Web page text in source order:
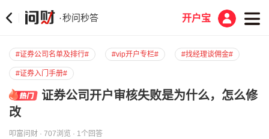
·秒问秒答 开户宝
#证券公司名单及排行# #vip开户专栏# #找经理谈佣金#
#证券入门手册#
证券公司开户审核失败是为什么，怎么修
改
叩富问财 · 707浏览 · 1个回答